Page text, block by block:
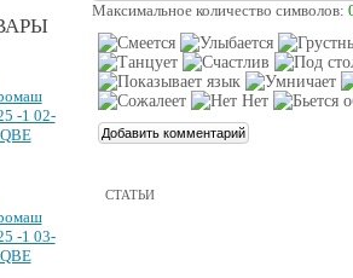
-1 02-
-1 03-
Максимальное количество символов:
СТАТЬИ